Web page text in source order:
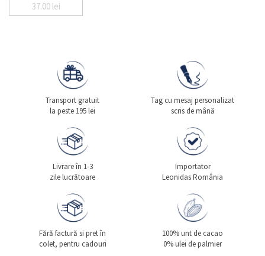
37.00 lei
Transport gratuit
la peste 195 lei
Tag cu mesaj personalizat
scris de mână
Livrare în 1-3
zile lucrătoare
Importator
Leonidas România
Fără factură si pret în
colet, pentru cadouri
100% unt de cacao
0% ulei de palmier